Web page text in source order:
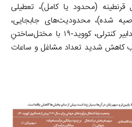
قرنطینه (محدود یا کامل)، تعطیلی
شده)، محدودیت‌های جابجایی،
تعطیلی مدارس و سایر تدابیر کنترلی، کووید-۱۹ با مختل‌ساختنِ
کاهش شدید تعداد مشاغل و ساعات